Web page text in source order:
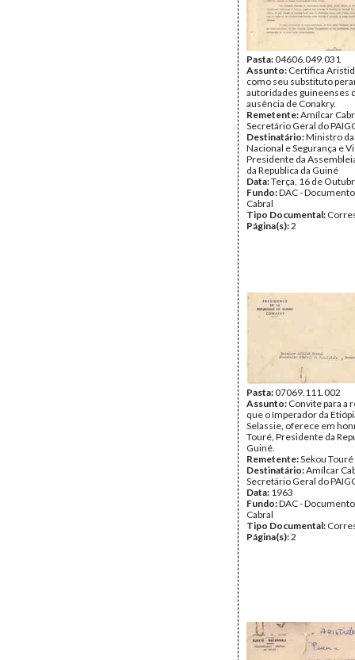
Pasta:04606.049.031
Assunto: Certifica
como seu substituto
autoridades guineenses
ausência de Conakry.
Remetente:Amílcar
Secretário Geral do
Destinatário:Ministro
Nacional e Segurança e
Presidente da
da Republica da Guiné
Data:Terça, 16 de
Fundo:DAC -
Cabral
Tipo Documental:
Página(s):2
Pasta:07069.111.002
Assunto: Convite para a
que o Imperador da
Selassie, oferece em
Touré, Presidente da
Guiné.
Remetente:Sekou Touré
Destinatário:Amílcar
Secretário Geral do
Data: 1963
Fundo:DAC -
Cabral
Tipo Documental:
Página(s):2